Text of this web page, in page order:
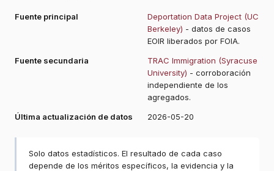
Fuente principal
Deportation Data Project (UC
Berkeley) - datos de casos
EOIR liberados por FOIA.
Fuente secundaria
TRAC Immigration (Syracuse
University) - corroboración
independiente de los
agregados.
Última actualización de datos
2026-05-20
Solo datos estadísticos. El resultado de cada caso
depende de los méritos específicos, la evidencia y la